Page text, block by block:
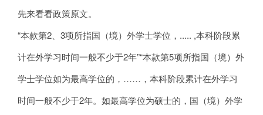
先来看看政策原文。
“本款第2、3项所指国（境）外学士学位，..... ,本科阶段累
计在外学习时间一般不少于2年”“本款第5项所指国（境）外
学士学位如为最高学位的，……，本科阶段累计在外学习
时间一般不少于2年。如最高学位为硕士的，国（境）外学